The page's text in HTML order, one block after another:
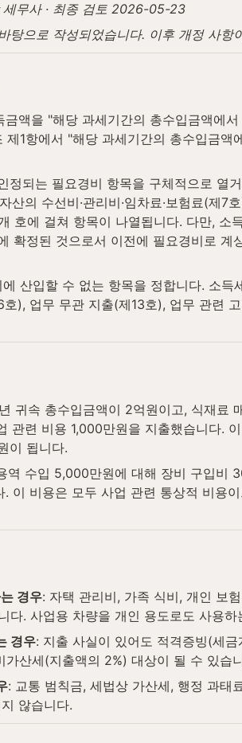
세무사 · 최종 검토 2026-05-23
으로 작성되었습니다. 이후 개정 사
액을 "해당 과세기간의 총수입금액에
1항에서 "해당 과세기간의 총수입금
정되는 필요경비 항목을 구체적으로 열
의 수선비·관리비·임차료·보험료(제
호에 걸쳐 항목이 나열됩니다. 다만,
확정된 것으로서 이전에 필요경비로
산입할 수 없는 항목을 정합니다. 소득
), 업무 무관 지출(제13호), 업무 관련
귀속 총수입금액이 2억원이고, 식재료
관련 비용 1,000만원을 지출했습니다.
이 됩니다.
역 수입 5,000만원에 대해 장비 구입비
이 비용은 모두 사업 관련 통상적 비용
경우: 자택 관리비, 가족 식비, 개인 보
다. 사업용 차량을 개인 용도로도 사용
경우: 지출 사실이 있어도 적격증빙(세
가산세(지출액의 2%) 대상이 될 수 있
: 교통 범칙금, 세법상 가산세, 행정 과태
않습니다.